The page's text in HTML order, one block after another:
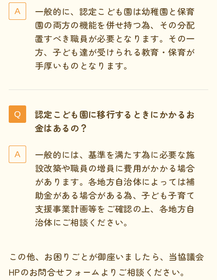
一般的に、認定こども園は幼稚園と保育
園の両方の機能を併せ持つ為、その分配
置すべき職員が必要となります。その一
方、子ども達が受けられる教育・保育が
手厚いものとなります。
認定こども園に移行するときにかかるお
金はあるの？
一般的には、基準を満たす為に必要な施
設改築や職員の増員に費用がかかる場合
があります。各地方自治体によっては補
助金がある場合がある為、子ども子育て
支援事業計画等をご確認の上、各地方自
治体にご相談ください。
この他、お困りごとが御座いましたら、当協議会
HPのお問合せフォームよりご相談ください。